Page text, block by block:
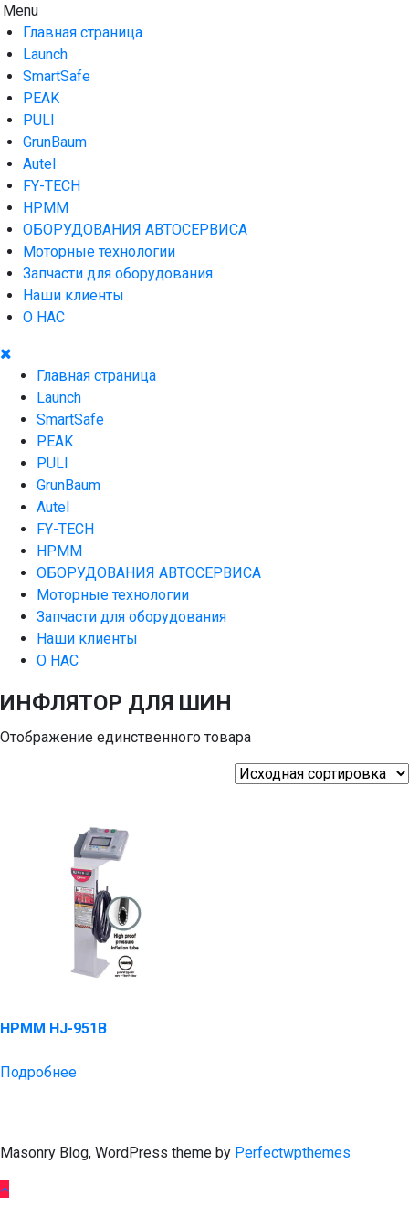
Skip
to
content
AUTO HOUSE
Технологии автосервиса — официальный дистрибьютор
Launch в Армении,Launch Armenia
Menu
Главная страница
Launch
SmartSafe
PEAK
PULI
GrunBaum
Autel
FY-TECH
HPMM
ОБОРУДОВАНИЯ АВТОСЕРВИСА
Моторные технологии
Запчасти для оборудования
Наши клиенты
О НАС
Главная страница
Launch
SmartSafe
PEAK
PULI
GrunBaum
Autel
FY-TECH
HPMM
ОБОРУДОВАНИЯ АВТОСЕРВИСА
Моторные технологии
Запчасти для оборудования
Наши клиенты
О НАС
ИНФЛЯТОР ДЛЯ ШИН
Отображение единственного товара
HPMM HJ-951B
Подробнее
Masonry Blog, WordPress theme by Perfectwpthemes